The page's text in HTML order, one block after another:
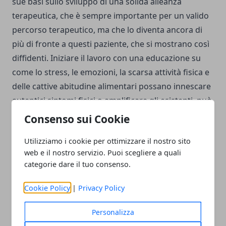
Consenso sui Cookie
Utilizziamo i cookie per ottimizzare il nostro sito
web e il nostro servizio. Puoi scegliere a quali
categorie dare il tuo consenso.
Cookie Policy | Privacy Policy
Personalizza
terapeutica, che è sempre importante per un valido
percorso terapeutico, ma che lo diventa ancora di
più di fronte a questi paziente, che si mostrano così
diffidenti. Iniziare il lavoro con una educazione su
come lo stress, le emozioni, la scarsa attività fisica e
delle cattive abitudine alimentari possano innescare
autentici sintomi fisici o amplificare gli esistenti, può
favorire la relazione. Successivamente, dal punto di
catastrofici per sostituirli con alcuni più funzionali,
ignorando lo stimolo terrifico e proseguendo con le
proprie attività quotidiane. Il trattamento deve
essere poi completato con interventi
comportamentali, che permettano al paziente di
“evitare di evitare” tutti gli stimoli ritenuti ansiogeni